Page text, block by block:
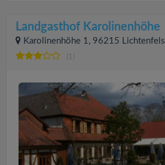
Landgasthof Karolinenhöhe
Karolinenhöhe 1, 96215 Lichtenfels
(1)